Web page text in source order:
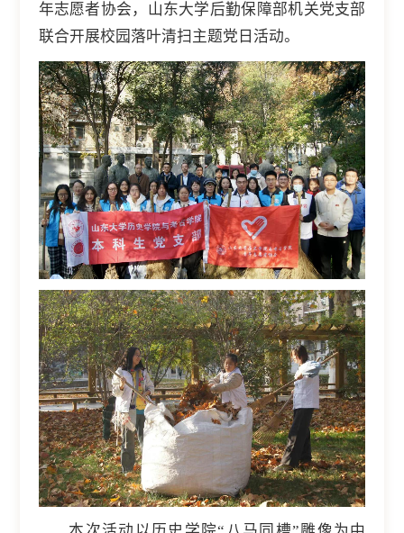
年志愿者协会，山东大学后勤保障部机关党支部
联合开展校园落叶清扫主题党日活动。